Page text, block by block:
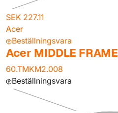
SEK 227.11
Acer
Beställningsvara
Acer MIDDLE FRAME
60.TMKM2.008
Beställningsvara